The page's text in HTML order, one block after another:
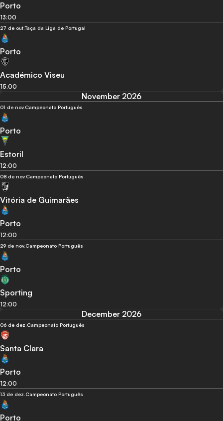
Porto
13:00
27 de out.Taça da Liga de Portugal
Porto
Académico Viseu
15:00
November 2026
01 de nov.Campeonato Português
Porto
Estoril
12:00
08 de nov.Campeonato Português
Vitória de Guimarães
Porto
12:00
29 de nov.Campeonato Português
Porto
Sporting
12:00
December 2026
06 de dez.Campeonato Português
Santa Clara
Porto
12:00
13 de dez.Campeonato Português
Porto